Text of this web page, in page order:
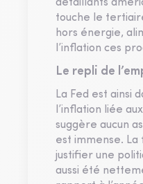
détaillants
touche le
hors énergie,
l’inflation ces
Le repli de
La Fed est ainsi
l’inflation liée
suggère aucun
est immense. La
justifier une
aussi été